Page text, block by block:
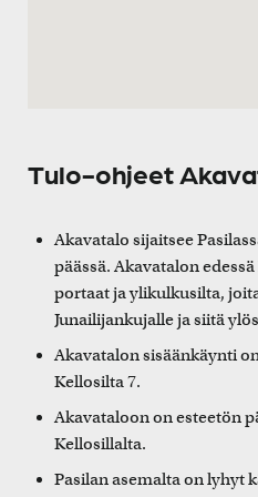
Tulo-ohjeet
Akavatalo sijaitsee
päässä. Akavatalon
portaat ja ylikulkusilta,
Junailijankujalle ja siitä
Akavatalon sisäänkäynti
Kellosilta 7.
Akavataloon on esteetön
Kellosillalta.
Pasilan asemalta on lyhyt